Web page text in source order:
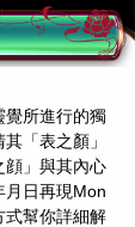
覺所進行的獨
「表之顏」
顔」與其內心
月日再現Mon
式幫你詳細解